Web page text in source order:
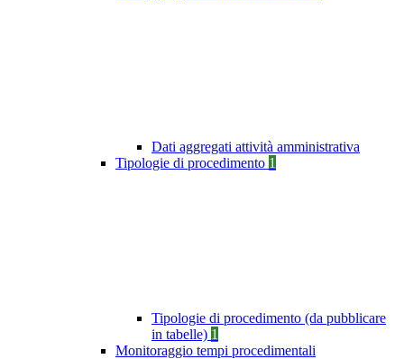
Dati aggregati attività amministrativa
Tipologie di procedimento 1
Tipologie di procedimento (da pubblicare
in tabelle) 1
Monitoraggio tempi procedimentali